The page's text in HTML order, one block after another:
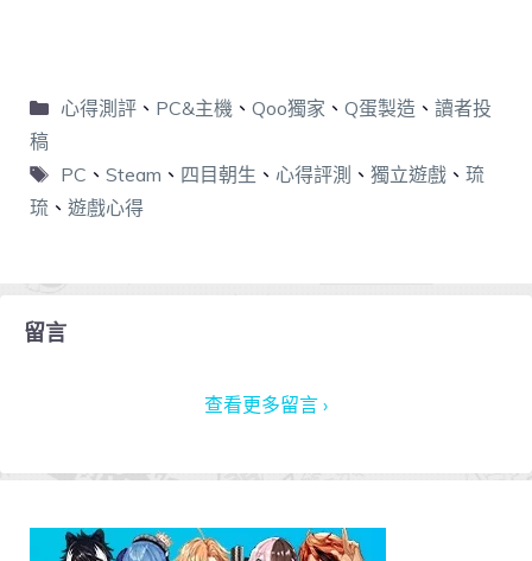
心得測評、 PC&主機、 Qoo獨家 、 Q蛋製造 、 讀者投
稿
PC 、 Steam 、 四目朝生 、 心得評測 、 獨立遊戲、 琉
琉 、 遊戲心得
留言
查看更多留言 ›